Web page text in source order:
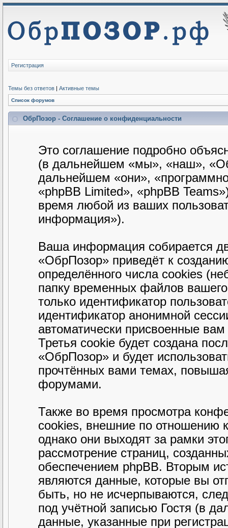
Регистрация
Темы без ответов | Активные темы
Список форумов
ОбрПозор - Соглашение о конфиденциальности
Это соглашение подробно
(в дальнейшем «мы», «наш»,
дальнейшем «они»,
«phpBB Limited», «phpBB
время любой из ваших
информация»).
Ваша информация собирается
«ОбрПозор» приведёт к
определённого числа cookies
папку временных файлов
только идентификатор
идентификатор анонимной
автоматически присвоенные
Третья cookie будет создана
«ОбрПозор» и будет
прочтённых вами темах,
форумами.
Также во время просмотра
cookies, внешние по отношению
однако они выходят за рамки
рассмотрение страниц,
обеспечением phpBB. Вторым
являются данные, которые вы
быть, но не исчерпываются,
под учётной записью Гостя (в
данные, указанные при